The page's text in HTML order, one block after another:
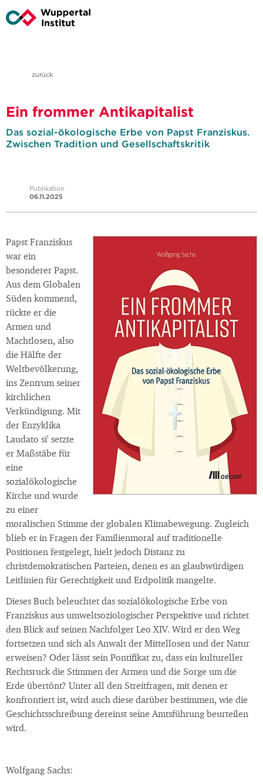
zurück
Ein frommer Antikapitalist
Das sozial-ökologische Erbe von Papst Franziskus.
Zwischen Tradition und Gesellschaftskritik
Publikation
06.11.2025
Papst Franziskus
war ein
besonderer Papst.
Aus dem Globalen
Süden kommend,
rückte er die
Armen und
Machtlosen, also
die Hälfte der
Weltbevölkerung,
ins Zentrum seiner
kirchlichen
Verkündigung. Mit
der Enzyklika
Laudato si' setzte
er Maßstäbe für
eine
sozialökologische
Kirche und wurde
zu einer
moralischen Stimme der globalen Klimabewegung. Zugleich
blieb er in Fragen der Familienmoral auf traditionelle
Positionen festgelegt, hielt jedoch Distanz zu
christdemokratischen Parteien, denen es an glaubwürdigen
Leitlinien für Gerechtigkeit und Erdpolitik mangelte.
Dieses Buch beleuchtet das sozialökologische Erbe von
Franziskus aus umweltsoziologischer Perspektive und richtet
den Blick auf seinen Nachfolger Leo XIV. Wird er den Weg
fortsetzen und sich als Anwalt der Mittellosen und der Natur
erweisen? Oder lässt sein Pontifikat zu, dass ein kultureller
Rechtsruck die Stimmen der Armen und die Sorge um die
Erde übertönt? Unter all den Streitfragen, mit denen er
konfrontiert ist, wird auch diese darüber bestimmen, wie die
Geschichtsschreibung dereinst seine Amtsführung beurteilen
wird.
Wolfgang Sachs: